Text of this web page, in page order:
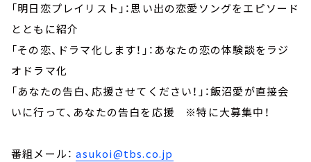
「明日恋プレイリスト」：思い出の恋愛ソングをエピソード
とともに紹介
「その恋、ドラマ化します！」：あなたの恋の体験談をラジ
オドラマ化
「あなたの告白、応援させてください！」：飯沼愛が直接会
いに行って、あなたの告白を応援 ※特に大募集中！
番組メール：asukoi@tbs.co.jp